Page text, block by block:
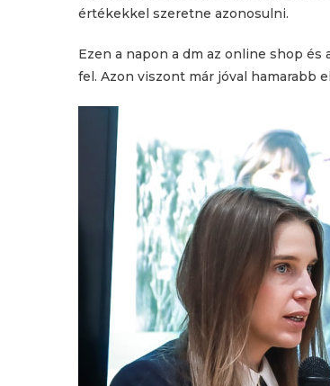
értékekkel szeretne azonosulni.
Ezen a napon a dm az online shop és
fel. Azon viszont már jóval hamarabb